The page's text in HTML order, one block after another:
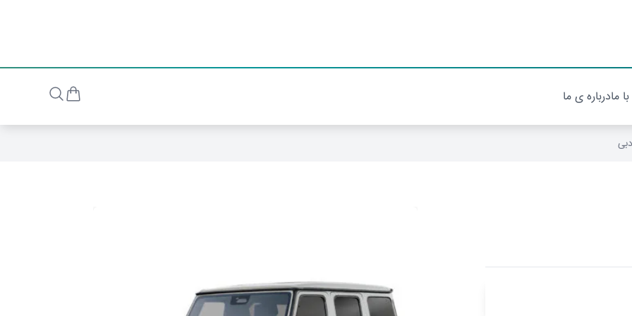
مادرباره ی ما